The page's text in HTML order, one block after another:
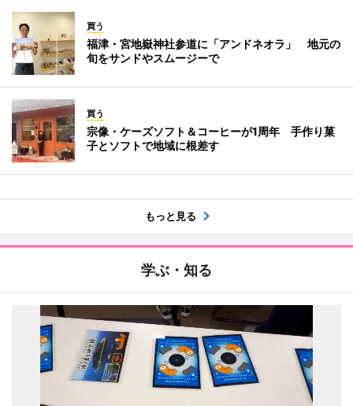
買う
福津・宮地嶽神社参道に「アンドネオラ」 地元の
旬をサンドやスムージーで
買う
宗像・ケーズソフト＆コーヒーが1周年 手作り菓
子とソフトで地域に根差す
もっと見る
学ぶ・知る